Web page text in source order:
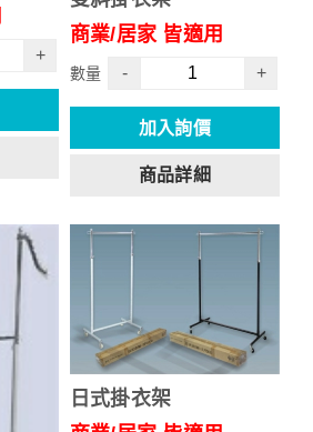
+
商業/居家 皆適用
數量 - +
加入詢價
商品詳細
日式掛衣架